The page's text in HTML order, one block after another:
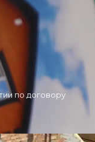
по договору